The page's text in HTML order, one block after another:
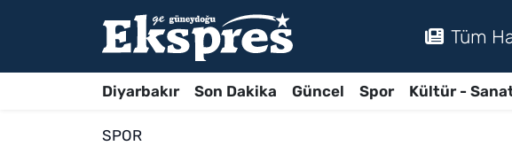
Tüm
Diyarbakır Son Dakika Güncel Spor Kültür -
SPOR